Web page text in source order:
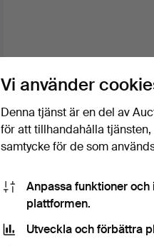
Vi använder
Denna tjänst är en del av
för att tillhandahålla
samtycke för de som
Anpassa funktioner
plattformen.
Utveckla och förbättra